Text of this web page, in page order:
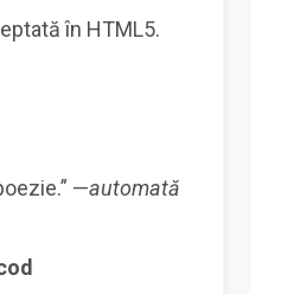
în HTML5.
—automată